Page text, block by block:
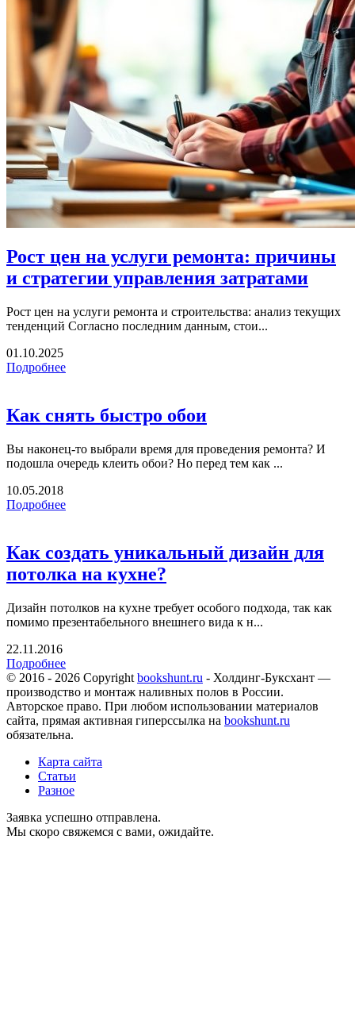
Рост цен на услуги ремонта: причины
и стратегии управления затратами
Рост цен на услуги ремонта и строительства: анализ текущих
тенденций Согласно последним данным, стои...
01.10.2025
Подробнее
Как снять быстро обои
Вы наконец-то выбрали время для проведения ремонта? И
подошла очередь клеить обои? Но перед тем как ...
10.05.2018
Подробнее
Как создать уникальный дизайн для
потолка на кухне?
Дизайн потолков на кухне требует особого подхода, так как
помимо презентабельного внешнего вида к н...
22.11.2016
Подробнее
© 2016 - 2026 Copyright bookshunt.ru - Холдинг-Буксхант —
производство и монтаж наливных полов в России.
Авторское право. При любом использовании материалов
сайта, прямая активная гиперссылка на bookshunt.ru
обязательна.
Карта сайта
Статьи
Разное
Заявка успешно отправлена.
Мы скоро свяжемся с вами, ожидайте.